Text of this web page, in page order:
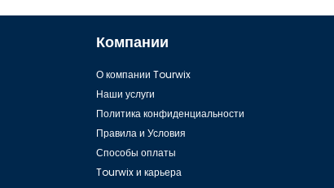
Компании
О компании Tourwix
Наши услуги
Политика конфиденциальности
Правила и Условия
Способы оплаты
Tourwix и карьера